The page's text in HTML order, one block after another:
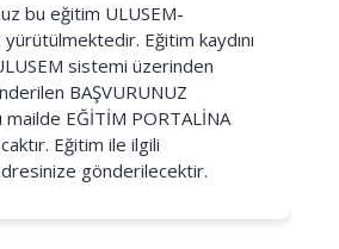
bu eğitim ULUSEM-
Eğitim kaydını
sistemi üzerinden
BAŞVURUNUZ
mailde EĞİTİM PORTALİNA
Eğitim ile ilgili
gönderilecektir.